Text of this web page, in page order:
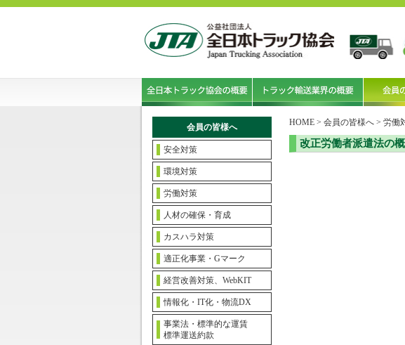
会員の皆様へ
安全対策
環境対策
労働対策
人材の確保・育成
カスハラ対策
適正化事業・Gマーク
経営改善対策、WebKIT
情報化・IT化・物流DX
事業法・標準的な運賃
標準運送約款
HOME > 会員の皆様へ > 労働
改正労働者派遣法の